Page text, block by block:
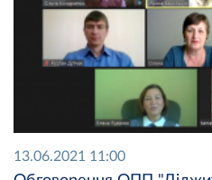
13.06.2021 11:00